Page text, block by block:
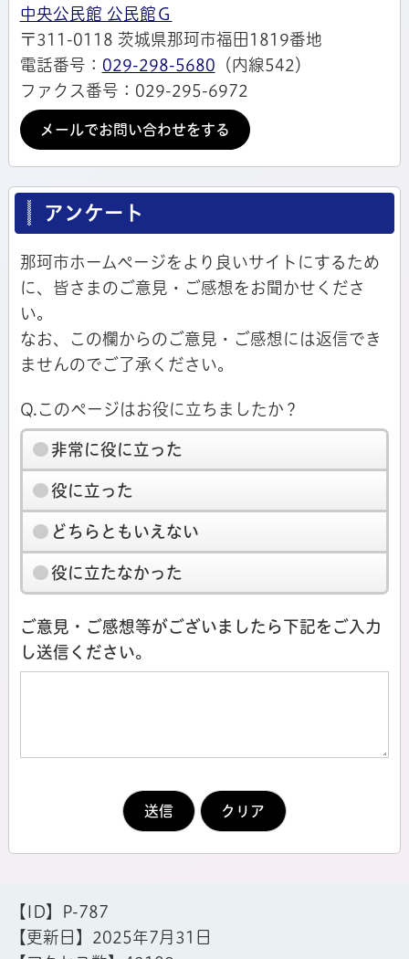
中央公民館 公民館Ｇ
〒311-0118 茨城県那珂市福田1819番地
電話番号： 029-298-5680 （内線542）
ファクス番号：029-295-6972
メールでお問い合わせをする
アンケート
那珂市ホームページをより良いサイトにするため
に、皆さまのご意見・ご感想をお聞かせくださ
い。
なお、この欄からのご意見・ご感想には返信でき
ませんのでご了承ください。
Q.このページはお役に立ちましたか？
非常に役に立った
役に立った
どちらともいえない
役に立たなかった
ご意見・ご感想等がございましたら下記をご入力
し送信ください。
【ID】
P-787
【更新日】 2025年7月31日